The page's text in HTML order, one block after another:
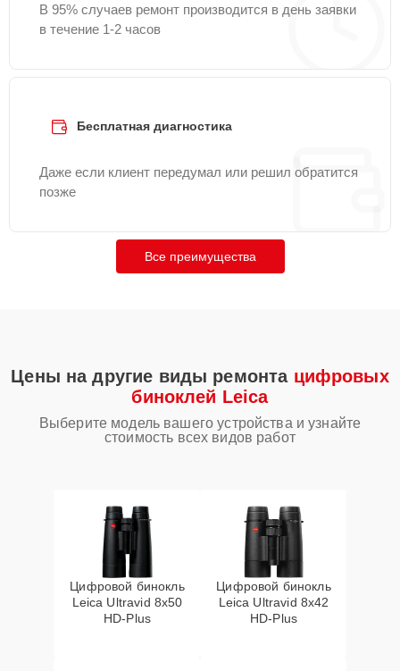
В 95% случаев ремонт производится в день заявки
в течение 1-2 часов
Бесплатная диагностика
Даже если клиент передумал или решил обратится
позже
Все преимущества
Цены на другие виды ремонта цифровых
биноклей Leica
Выберите модель вашего устройства и узнайте
стоимость всех видов работ
Цифровой бинокль
Leica Ultravid 8x50
HD-Plus
Цифровой бинокль
Leica Ultravid 8x42
HD-Plus